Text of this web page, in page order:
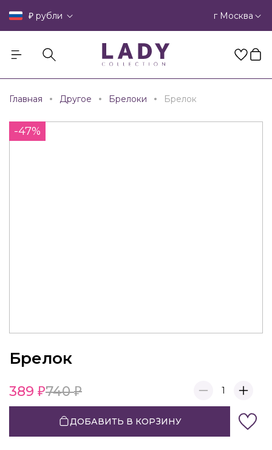
₽ рубли г Москва
Главная Другое Брелоки Брелок
-47%
Брелок
389 740 1
ДОБАВИТЬ В КОРЗИНУ